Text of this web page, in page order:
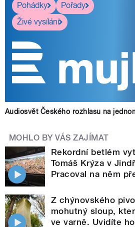
Pohádky
Pořady
Živé vysílání
Audiosvět Českého rozhlasu na
MOHLO BY VÁS ZAJÍMAT
Rekordní betlém
Tomáš Krýza v
Pracoval na něm
Z chýnovského
mohutný sloup,
ve varně. Uvidíte